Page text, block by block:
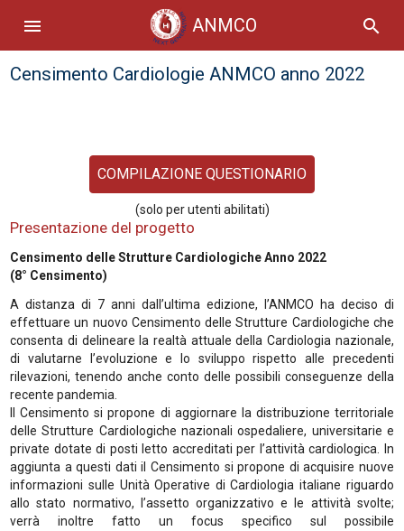
menu ANMCO search
Censimento Cardiologie ANMCO anno 2022
COMPILAZIONE QUESTIONARIO
(solo per utenti abilitati)
Presentazione del progetto
Censimento delle Strutture Cardiologiche Anno 2022
(8° Censimento)
A distanza di 7 anni dall’ultima edizione, l’ANMCO ha deciso di
effettuare un nuovo Censimento delle Strutture Cardiologiche che
consenta di delineare la realtà attuale della Cardiologia nazionale,
di valutarne l’evoluzione e lo sviluppo rispetto alle precedenti
rilevazioni, tenendo anche conto delle possibili conseguenze della
recente pandemia.
Il Censimento si propone di aggiornare la distribuzione territoriale
delle Strutture Cardiologiche nazionali ospedaliere, universitarie e
private dotate di posti letto accreditati per l’attività cardiologica. In
aggiunta a questi dati il Censimento si propone di acquisire nuove
informazioni sulle Unità Operative di Cardiologia italiane riguardo
allo stato normativo, l’assetto organizzativo e le attività svolte;
verrà inoltre fatto un focus specifico sul possibile